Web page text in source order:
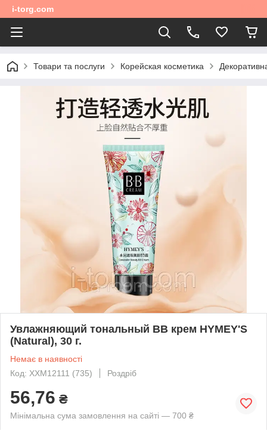
i-torg.com
Товари та послуги Корейская косметика
Увлажняющий тональный BB крем HYMEY'S
(Natural), 30 г.
Немає в наявності
Код: XXM12111 (735)
Роздріб
56,76 ₴
Мінімальна сума замовлення на сайті — 700 ₴